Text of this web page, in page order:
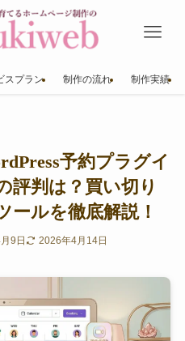
スプラン 制作の流れ 制作実績
予約プラグイ
評判は？買い切り
ールを徹底解説！
9日 2026年4月14日